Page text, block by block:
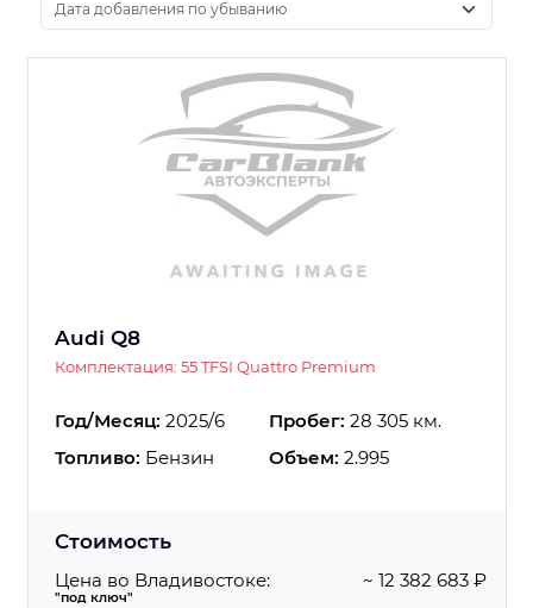
Audi Q8
Комплектация: 55 TFSI Quattro Premium
Год/Месяц: 2025/6 Пробег: 28 305 км.
Топливо: Бензин Объем: 2.995
Стоимость
Цена во Владивостоке:
"под ключ"
~ 12 382 683 ₽